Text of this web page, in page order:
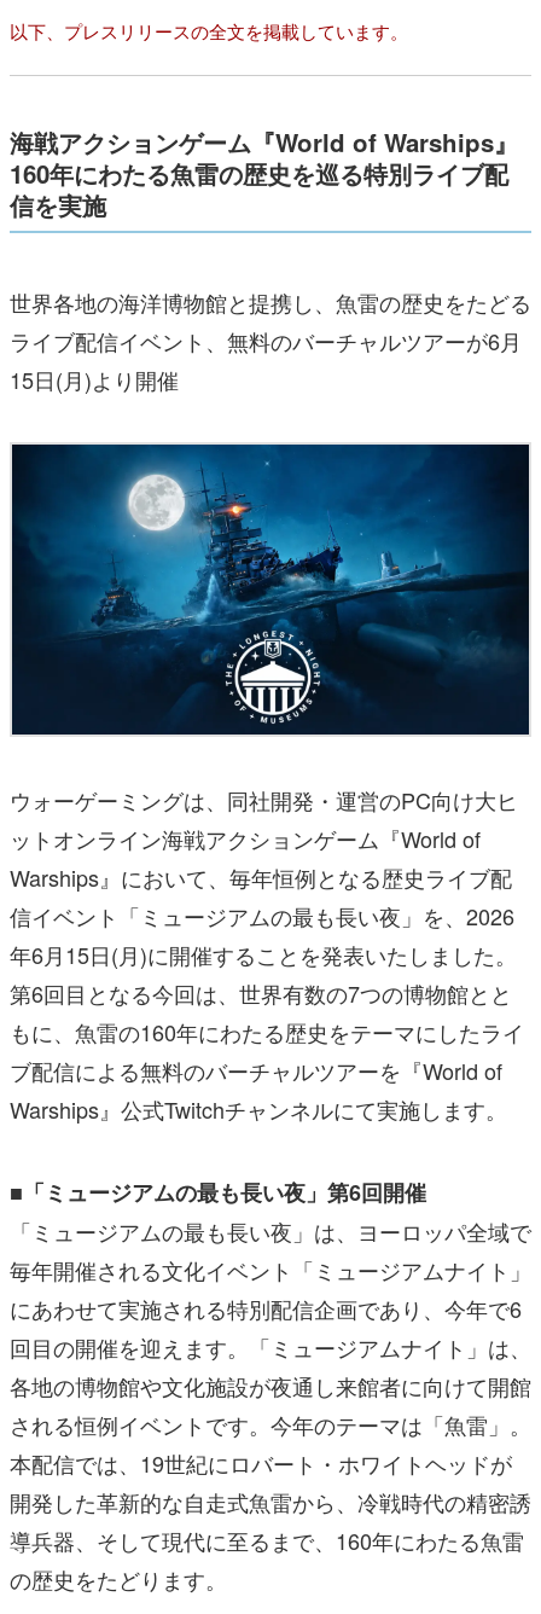
以下、プレスリリースの全文を掲載しています。
海戦アクションゲーム『World of Warships』
160年にわたる魚雷の歴史を巡る特別ライブ配
信を実施
世界各地の海洋博物館と提携し、魚雷の歴史をたどる
ライブ配信イベント、無料のバーチャルツアーが6月
15日(月)より開催
ウォーゲーミングは、同社開発・運営のPC向け大ヒ
ットオンライン海戦アクションゲーム『World of
Warships』において、毎年恒例となる歴史ライブ配
信イベント「ミュージアムの最も長い夜」を、2026
年6月15日(月)に開催することを発表いたしました。
第6回目となる今回は、世界有数の7つの博物館とと
もに、魚雷の160年にわたる歴史をテーマにしたライ
ブ配信による無料のバーチャルツアーを『World of
Warships』公式Twitchチャンネルにて実施します。
■「ミュージアムの最も長い夜」第6回開催
「ミュージアムの最も長い夜」は、ヨーロッパ全域で
毎年開催される文化イベント「ミュージアムナイト」
にあわせて実施される特別配信企画であり、今年で6
回目の開催を迎えます。「ミュージアムナイト」は、
各地の博物館や文化施設が夜通し来館者に向けて開館
される恒例イベントです。今年のテーマは「魚雷」。
本配信では、19世紀にロバート・ホワイトヘッドが
開発した革新的な自走式魚雷から、冷戦時代の精密誘
導兵器、そして現代に至るまで、160年にわたる魚雷
の歴史をたどります。